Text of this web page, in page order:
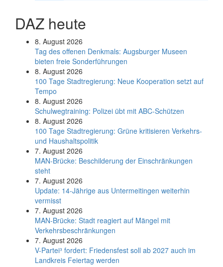
DAZ heute
8. August 2026
Tag des offenen Denkmals: Augsburger Museen
bieten freie Sonderführungen
8. August 2026
100 Tage Stadtregierung: Neue Kooperation setzt auf
Tempo
8. August 2026
Schul­weg­trai­ning: Poli­zei übt mit ABC-Schüt­zen
8. August 2026
100 Tage Stadtregierung: Grüne kritisieren Verkehrs-
und Haushaltspolitik
7. August 2026
MAN-Brücke: Beschilderung der Einschränkungen
steht
7. August 2026
Update: 14-Jährige aus Untermeitingen weiterhin
vermisst
7. August 2026
MAN-Brücke: Stadt reagiert auf Mängel mit
Verkehrsbeschränkungen
7. August 2026
V-Partei­³ fordert: Friedens­fest soll ab 2027 auch im
Land­kreis Feier­tag werden